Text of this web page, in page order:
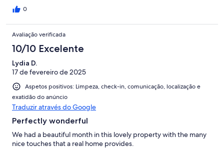
0
Avaliação verificada
10/10 Excelente
Lydia D.
17 de fevereiro de 2025
Aspetos positivos: Limpeza, check-in, comunicação, localização e
exatidão do anúncio
Traduzir através do Google
Perfectly wonderful
We had a beautiful month in this lovely property with the many
nice touches that a real home provides.